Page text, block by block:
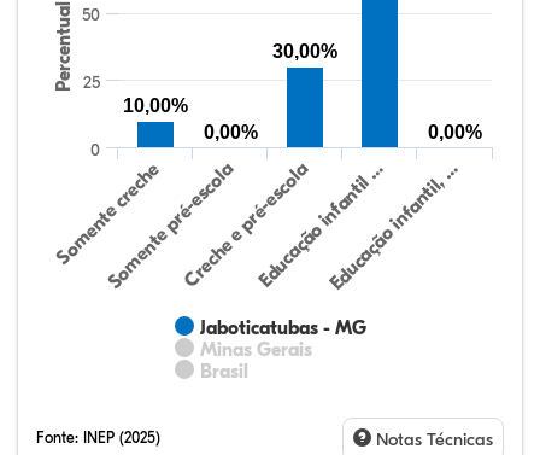
Percentual
Jaboticatubas - MG
Minas Gerais
Brasil
Somente creche
Somente pré-escolaCreche e pré-escolaEducação infantil …Educação infantil, …
0
25
50
10,00%
0,00%
30,00%
0,00%
Fonte: INEP (2025) Notas Técnicas